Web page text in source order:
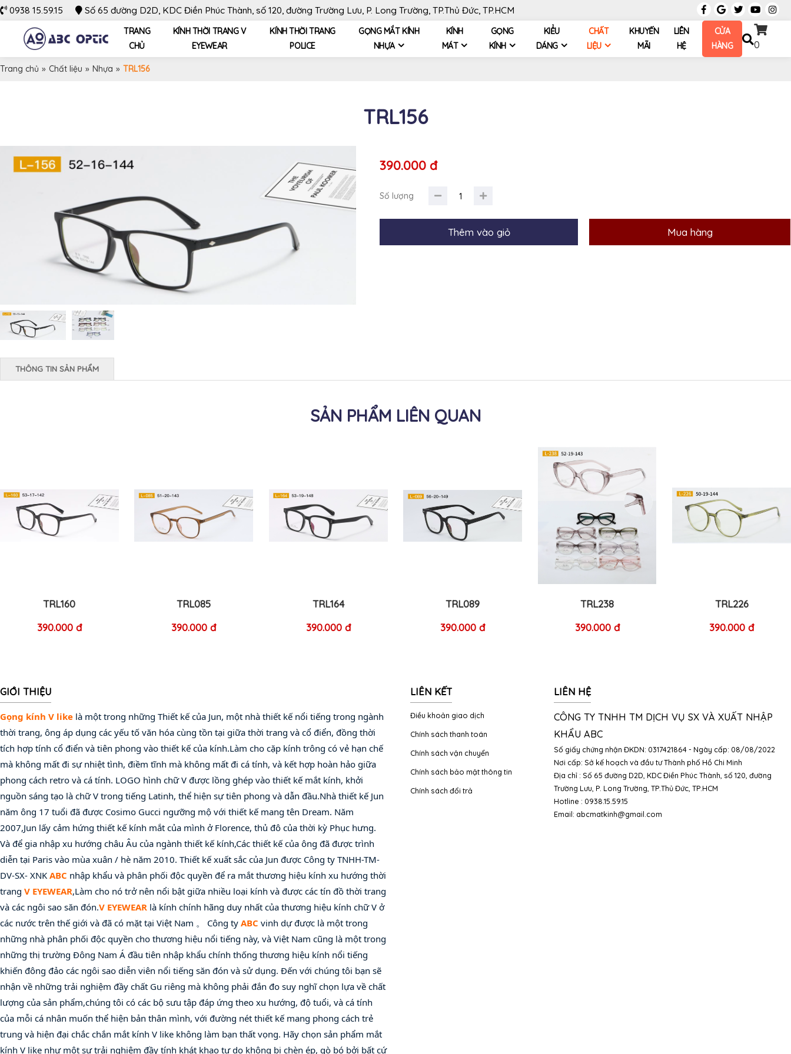
0938 15.59.15 Số 65 đường D2D, KDC Điền Phúc Thành, số 120, đường Trường Lưu, P. Long Trường, TP.Thủ Đức, TP.HCM
TRANG
CHỦ
KÍNH THỜI TRANG V
EYEWEAR
KÍNH THỜI TRANG
POLICE
GỌNG MẮT KÍNH
NHỰA
KÍNH
MÁT
GỌNG
KÍNH
KIỂU
DÁNG
CHẤT
LIỆU
KHUYẾN
MÃI
LIÊN
HỆ
CỬA
HÀNG
0
Trang chủ » Chất liệu » Nhựa » TRL156
TRL156
390.000 đ
Số lượng
THÔNG TIN SẢN PHẨM
SẢN PHẨM LIÊN QUAN
TRL160
390.000 đ
TRL085
390.000 đ
TRL164
390.000 đ
TRL089
390.000 đ
TRL238
390.000 đ
TRL226
390.000 đ
GIỚI THIỆU
Gọng kính V like là một trong những Thiết kế của Jun, một nhà thiết kế nổi tiếng trong ngành
thời trang, ông áp dụng các yếu tố văn hóa cùng tồn tại giữa thời trang và cổ điển, đồng thời
tích hợp tính cổ điển và tiên phong vào thiết kế của kính.Làm cho cặp kính trông có vẻ hạn chế
mà không mất đi sự nhiệt tình, điềm tĩnh mà không mất đi cá tính, và kết hợp hoàn hảo giữa
phong cách retro và cá tính. LOGO hình chữ V được lồng ghép vào thiết kế mắt kính, khởi
nguồn sáng tạo là chữ V trong tiếng Latinh, thể hiện sự tiên phong và dẫn đầu.Nhà thiết kế Jun
năm ông 17 tuổi đã được Cosimo Gucci ngưỡng mộ với thiết kế mang tên Dream. Năm
2007,Jun lấy cảm hứng thiết kế kính mắt của mình ở Florence, thủ đô của thời kỳ Phục hưng.
Và để gia nhập xu hướng châu Âu của ngành thiết kế kính,Các thiết kế của ông đã được trình
diễn tại Paris vào mùa xuân / hè năm 2010. Thiết kế xuất sắc của Jun được Công ty TNHH-TM-
DV-SX- XNK ABC nhập khẩu và phân phối độc quyền để ra mắt thương hiệu kính xu hướng thời
trang V EYEWEAR,Làm cho nó trở nên nổi bật giữa nhiều loại kính và được các tín đồ thời trang
và các ngôi sao săn đón.V EYEWEAR là kính chính hãng duy nhất của thương hiệu kính chữ V ở
các nước trên thế giới và đã có mặt tại Việt Nam 。 Công ty ABC vinh dự được là một trong
những nhà phân phối độc quyền cho thương hiệu nổi tiếng này, và Việt Nam cũng là một trong
những thị trường Đông Nam Á đầu tiên nhập khẩu chính thống thương hiệu kính nổi tiếng
khiến đông đảo các ngôi sao diễn viên nổi tiếng săn đón và sử dụng. Đến với chúng tôi bạn sẽ
nhận về những trải nghiệm đầy chất Gu riêng mà không phải đắn đo suy nghĩ chọn lựa về chất
lượng của sản phẩm,chúng tôi có các bộ sưu tập đáp ứng theo xu hướng, độ tuổi, và cá tính
của mỗi cá nhân muốn thể hiện bản thân mình, với đường nét thiết kế mang phong cách trẻ
trung và hiện đại chắc chắn mắt kính V like không làm bạn thất vọng. Hãy chọn sản phẩm mắt
kính V like như một sự trải nghiệm đầy tính khát khao tự do không bị chèn ép, gò bó bởi bất cứ
LIÊN KẾT
Điều khoản giao dịch
Chính sách thanh toán
Chính sách vận chuyển
Chính sách bảo mật thông tin
Chính sách đổi trả
LIÊN HỆ
CÔNG TY TNHH TM DỊCH VỤ SX VÀ XUẤT NHẬP
KHẨU ABC
Số giấy chứng nhận ĐKDN: 0317421864 - Ngày cấp: 08/08/2022
Nơi cấp: Sở kế hoạch và đầu tư Thành phố Hồ Chi Minh
Địa chỉ : Số 65 đường D2D, KDC Điền Phúc Thành, số 120, đường
Trường Lưu, P. Long Trường, TP.Thủ Đức, TP.HCM
Hotline : 0938.15.59.15
Email: abcmatkinh@gmail.com